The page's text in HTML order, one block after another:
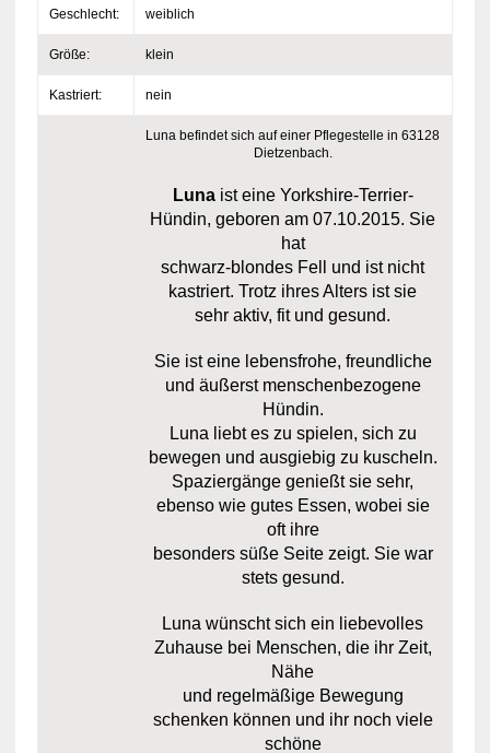
Geschlecht: weiblich
Größe: klein
Kastriert: nein
Luna befindet sich auf einer Pflegestelle in 63128
Dietzenbach.
Lunaist eine Yorkshire-Terrier-
Hündin, geboren am 07.10.2015. Sie
hat
schwarz-blondes Fell und ist nicht
kastriert. Trotz ihres Alters ist sie
sehr aktiv, fit und gesund.
Sie ist eine lebensfrohe, freundliche
und äußerst menschenbezogene
Hündin.
Luna liebt es zu spielen, sich zu
bewegen und ausgiebig zu kuscheln.
Spaziergänge genießt sie sehr,
ebenso wie gutes Essen, wobei sie
oft ihre
besonders süße Seite zeigt. Sie war
stets gesund.
Luna wünscht sich ein liebevolles
Zuhause bei Menschen, die ihr Zeit,
Nähe
und regelmäßige Bewegung
schenken können und ihr noch viele
schöne